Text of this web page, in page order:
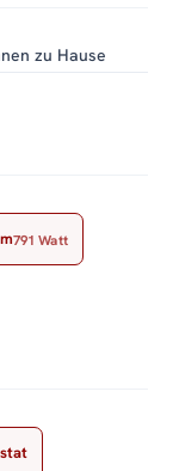
zu Hause
791 Watt